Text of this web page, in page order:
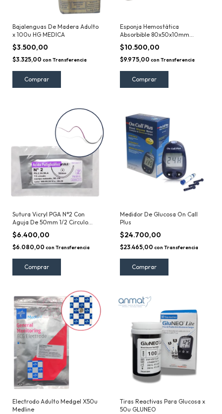
Bajalenguas De Madera Adulto
x 100u HG MEDICA
$3.500,00
$3.325,00 con Transferencia
Esponja Hemostática
Absorbible 80x50x10mm
Curaspon
$10.500,00
$9.975,00 con Transferencia
Sutura Vicryl PGA N°2 Con
Aguja De 50mm 1/2 Circulo
Redondo Con Hebra De 90cm
Able
$6.400,00
$6.080,00 con Transferencia
Medidor De Glucosa On Call
Plus
$24.700,00
$23.465,00 con Transferencia
Electrodo Adulto Medgel X50u
Medline
Tiras Reactivas Para Glucosa x
50u GLUNEO